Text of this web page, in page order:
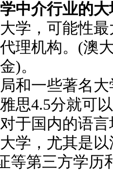
中介行业的
，可能性最
理机构。(澳
)。
一些著名大
思4.5分就可
于国内的语
，尤其是以
等第三方学历